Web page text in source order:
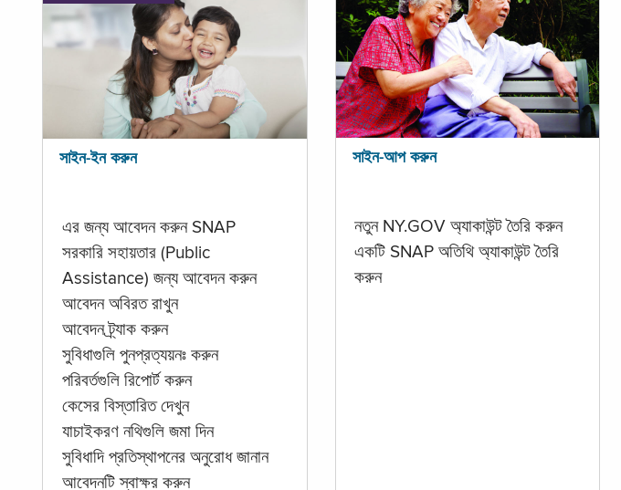
সাইন-ইন করুন
এর জন্য আবেদন করুন SNAP
সরকারি সহায়তার (Public
Assistance) জন্য আবেদন করুন
আবেদন অবিরত রাখুন
আবেদন ট্র্যাক করুন
সুবিধাগুলি পুনপ্রত্যয়নঃ করুন
পরিবর্তগুলি রিপোর্ট করুন
কেসের বিস্তারিত দেখুন
যাচাইকরণ নথিগুলি জমা দিন
সুবিধাদি প্রতিস্থাপনের অনুরোধ জানান
আবেদনটি স্বাক্ষর করুন
সাইন-আপ করুন
নতুন NY.GOV অ্যাকাউন্ট তৈরি করুন
একটি SNAP অতিথি অ্যাকাউন্ট তৈরি
করুন